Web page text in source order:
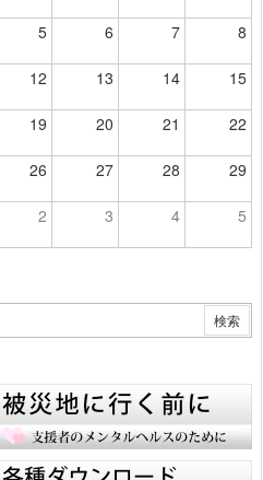
5 6 7 8
12 13 14 15
19 20 21 22
26 27 28 29
2 3 4 5